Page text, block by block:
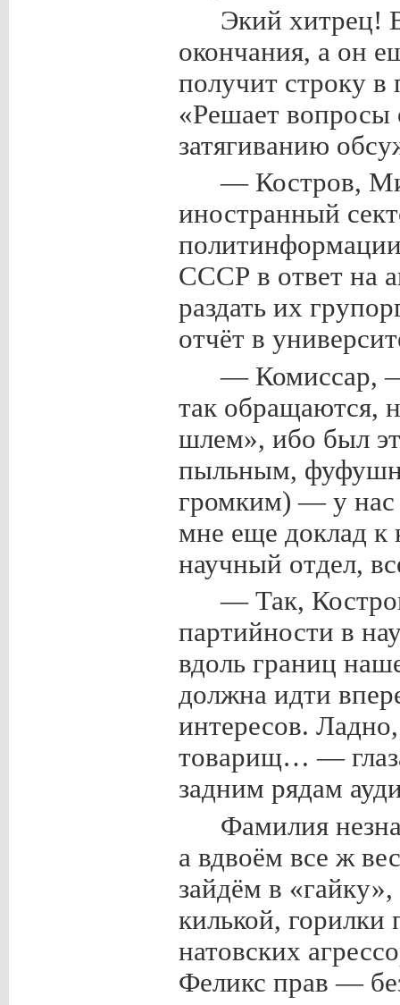
Экий хитрец!
окончания, а он
получит строку в
«Решает вопросы
затягиванию
— Костров,
иностранный
СССР в ответ на
раздать их
отчёт в
— Комиссар,
так обращаются,
шлем», ибо был
пыльным,
громким) — у нас
мне еще доклад к
научный отдел,
— Так,
партийности в
вдоль границ
должна идти
интересов.
товарищ… —
задним рядам
Фамилия
а вдвоём все ж
зайдём в
килькой, горилки
натовских
Феликс прав —